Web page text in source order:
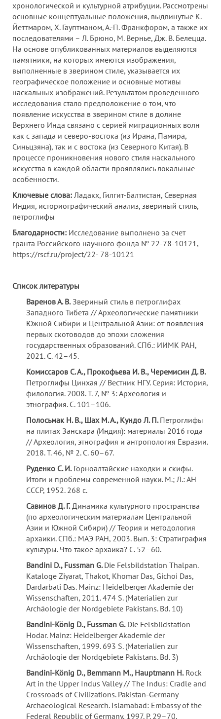
хронологической и культурной атрибуции. Рассмотрены
основные концептуальные положения, выдвинутые К.
Йеттмаром, Х. Гауптманом, А.-П. Франкфором, а также их
последователями – Л. Брюно, М. Вернье, Дж. В. Белецца.
На основе опубликованных материалов выделяются
памятники, на которых имеются изображения,
выполненные в зверином стиле, указывается их
географическое положение и основные мотивы
наскальных изображений. Результатом проведенного
исследования стало предположение о том, что
появление искусства в зверином стиле в долине
Верхнего Инда связано с серией миграционных волн
как с запада и северо-востока (из Ирана, Памира,
Синьцзяна), так и с востока (из Северного Китая). В
процессе проникновения нового стиля наскального
искусства в каждой области проявлялись локальные
особенности.
Ключевые слова: Ладакх, Гилгит-Балтистан, Северная
Индия, историографический анализ, звериный стиль,
петроглифы
Благодарности: Исследование выполнено за счет
гранта Российского научного фонда № 22-78-10121,
https://rscf.ru/project/22- 78-10121
Список литературы
Варенов А.В.Звериный стиль в петроглифах
Западного Тибета // Археологические памятники
Южной Сибири и Центральной Азии: от появления
первых скотоводов до эпохи сложения
государственных образований. СПб.: ИИМК РАН,
2021. С. 42–45.
Комиссаров С.А., Прокофьева И.В., Черемисин Д.В.
Петроглифы Цинхая // Вестник НГУ. Серия: История,
филология. 2008. Т. 7, № 3: Археология и
этнография. С. 101–106.
Полосьмак Н.В., Шах М.А., Кундо Л.П.Петроглифы
на плитах Занскара (Индия): материалы 2016 года
// Археология, этнография и антропология Евразии.
2018. Т. 46, № 2. С. 60–67.
Руденко С.И.Горноалтайские находки и скифы.
Итоги и проблемы современной науки. М.; Л.: АН
СССР, 1952. 268 с.
Савинов Д.Г.Динамика культурного пространства
(по археологическим материалам Центральной
Азии и Южной Сибири) // Теория и методология
архаики. СПб.: МАЭ РАН, 2003. Вып. 3: Стратиграфия
культуры. Что такое архаика? С. 52–60.
Bandini D., Fussman G.Die Felsbildstation Thalpan.
Kataloge Ziyarat, Thakot, Khomar Das, Gichoi Das,
Dardarbati Das. Mainz: Heidelberger Akademie der
Wissenschaften, 2011. 474 S. (Materialien zur
Archäologie der Nordgebiete Pakistans. Bd. 10)
Bandini-König D., Fussman G.Die Felsbildstation
Hodar. Mainz: Heidelberger Akademie der
Wissenschaften, 1999. 693 S. (Materialien zur
Archäologie der Nordgebiete Pakistans. Bd. 3)
Bandini-König D., Bemmann M., Hauptmann H.Rock
Art in the Upper Indus Valley // The Indus: Cradle and
Crossroads of Civilizations. Pakistan-Germany
Archaeological Research. Islamabad: Embassy of the
Federal Republic of Germany, 1997. P. 29–70.